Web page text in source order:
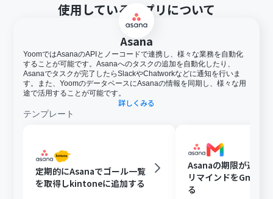
使用しているアプリについて
Asana
YoomではAsanaのAPIとノーコードで連携し、様々な業務を自動化
することが可能です。Asanaへのタスクの追加を自動化したり、
Asanaでタスクが完了したらSlackやChatworkなどに通知を行いま
す。また、YoomのデータベースにAsanaの情報を同期し、様々な用
途で活用することが可能です。
詳しくみる
テンプレート
定期的にAsanaでゴール一覧
を取得しkintoneに追加する
Asanaの期限が近い
リマインドをGmail
る